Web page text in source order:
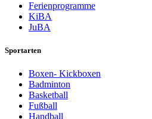
Ferienprogramme
KiBA
JuBA
Sportarten
Boxen- Kickboxen
Badminton
Basketball
Fußball
Handball